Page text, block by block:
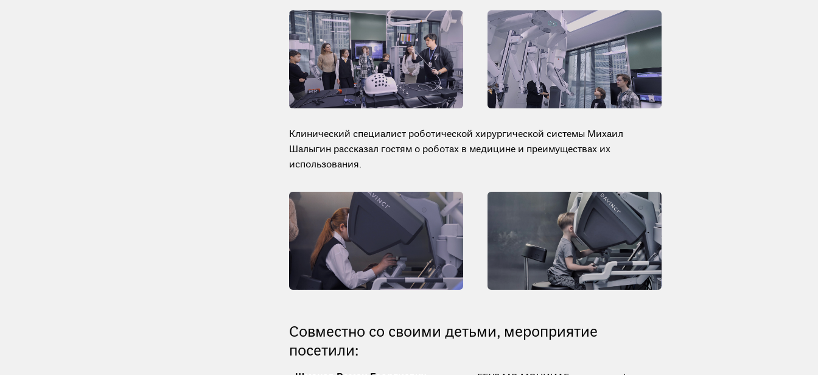
Клинический специалист роботической хирургической системы Михаил
Шалыгин рассказал гостям о роботах в медицине и преимуществах их
использования.
Совместно со своими детьми, мероприятие
посетили: